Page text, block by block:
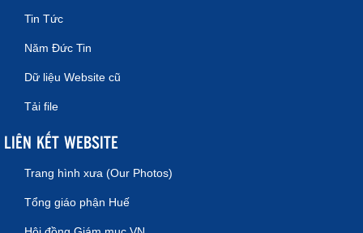
Tin Tức
Năm Đức Tin
Dữ liệu Website cũ
Tải file
LIÊN KẾT WEBSITE
Trang hình xưa (Our Photos)
Tổng giáo phận Huế